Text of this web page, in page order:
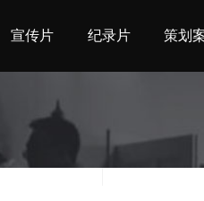
宣传片 纪录片 策划